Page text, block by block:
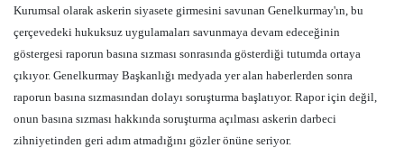
Kurumsal olarak askerin siyasete girmesini savunan Genelkurmay'ın, bu
çerçevedeki hukuksuz uygulamaları savunmaya devam edeceğinin
göstergesi raporun basına sızması sonrasında gösterdiği tutumda ortaya
çıkıyor. Genelkurmay Başkanlığı medyada yer alan haberlerden sonra
raporun basına sızmasından dolayı soruşturma başlatıyor. Rapor için değil,
onun basına sızması hakkında soruşturma açılması askerin darbeci
zihniyetinden geri adım atmadığını gözler önüne seriyor.